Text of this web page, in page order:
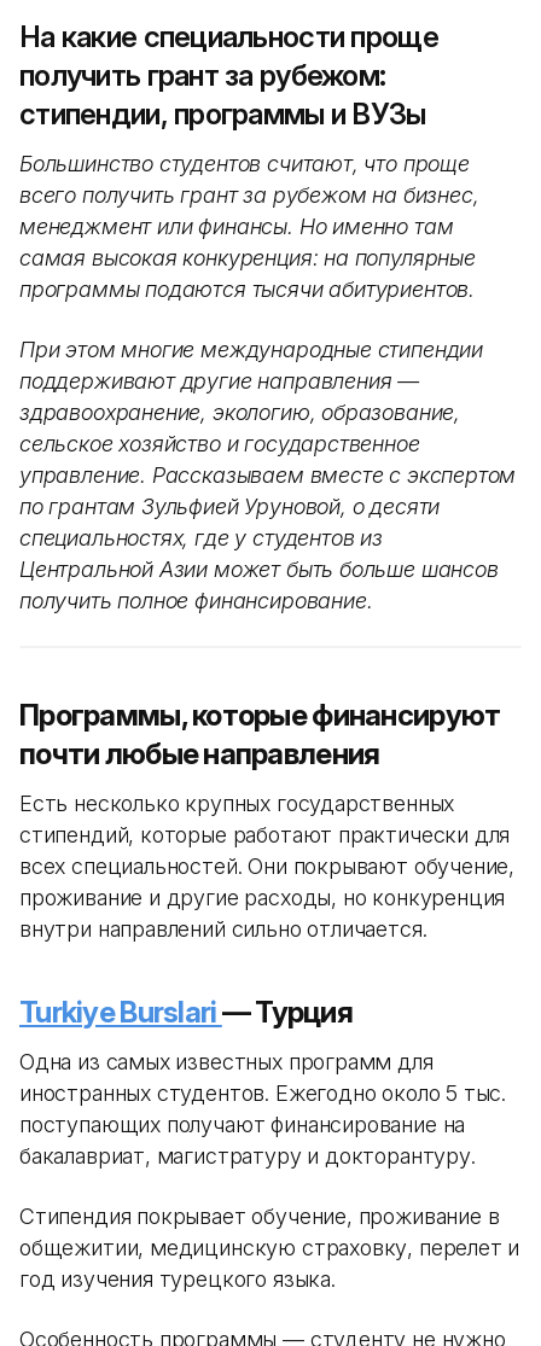
На какие специальности проще
получить грант за рубежом:
стипендии, программы и ВУЗы
Большинство студентов считают, что проще
всего получить грант за рубежом на бизнес,
менеджмент или финансы. Но именно там
самая высокая конкуренция: на популярные
программы подаются тысячи абитуриентов.
При этом многие международные стипендии
поддерживают другие направления —
здравоохранение, экологию, образование,
сельское хозяйство и государственное
управление. Рассказываем вместе с экспертом
по грантам Зульфией Уруновой, о десяти
специальностях, где у студентов из
Центральной Азии может быть больше шансов
получить полное финансирование.
Программы, которые финансируют
почти любые направления
Есть несколько крупных государственных
стипендий, которые работают практически для
всех специальностей. Они покрывают обучение,
проживание и другие расходы, но конкуренция
внутри направлений сильно отличается.
Turkiye Burslari— Турция
Одна из самых известных программ для
иностранных студентов. Ежегодно около 5 тыс.
поступающих получают финансирование на
бакалавриат, магистратуру и докторантуру.
Стипендия покрывает обучение, проживание в
общежитии, медицинскую страховку, перелет и
год изучения турецкого языка.
Особенность программы — студенту не нужно